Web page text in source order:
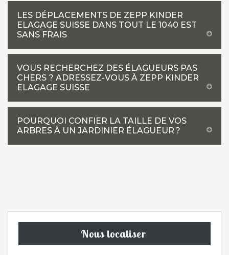
LES DÉPLACEMENTS DE ZEPP KINDER
ELAGAGE SUISSE DANS TOUT LE 1040 EST
SANS FRAIS
VOUS RECHERCHEZ DES ÉLAGUEURS PAS
CHERS ? ADRESSEZ-VOUS À ZEPP KINDER
ELAGAGE SUISSE
POURQUOI CONFIER LA TAILLE DE VOS
ARBRES À UN JARDINIER ÉLAGUEUR ?
Nous localiser